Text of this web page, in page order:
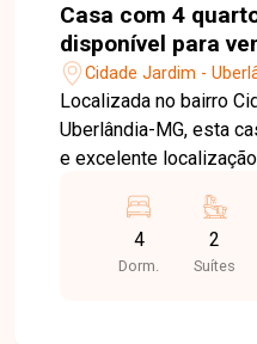
Casa com 4
disponível para
Jardim em
Cidade Jardim -
Localizada no bairro
Uberlândia-MG, esta
e excelente
completa, fácil acesso
variedade de
opções de lazer,
4
Dorm.
2
Suítes